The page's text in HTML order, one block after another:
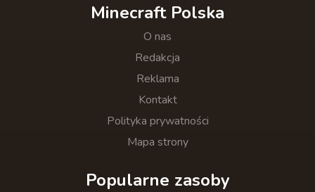
Minecraft Polska
O nas
Redakcja
Reklama
Kontakt
Polityka prywatności
Mapa strony
Popularne zasoby